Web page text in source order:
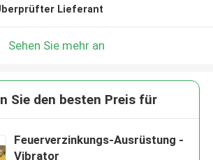
Lieferant
Sehen Sie mehr an
Sie den besten Preis für
Feuerverzinkungs-Ausrüstung -
Vibrator